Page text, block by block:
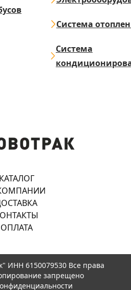
Система
Система
КАТАЛОГ
ОПЛАТА
ИНН 6150079530 Все права
запрещено